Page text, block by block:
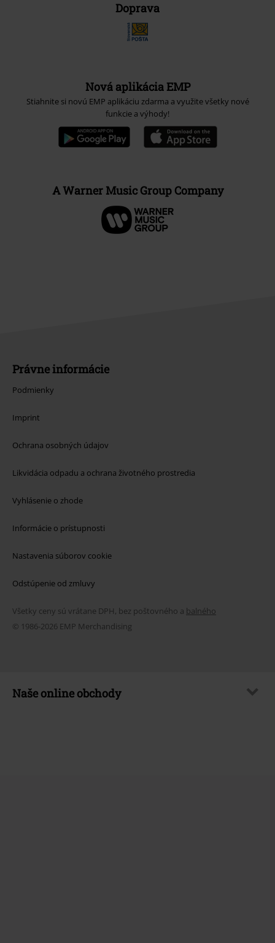
Doprava
Nová aplikácia EMP
Stiahnite si novú EMP aplikáciu zdarma a využite všetky nové
funkcie a výhody!
A Warner Music Group Company
Právne informácie
Podmienky
Imprint
Ochrana osobných údajov
Likvidácia odpadu a ochrana životného prostredia
Vyhlásenie o zhode
Informácie o prístupnosti
Nastavenia súborov cookie
Odstúpenie od zmluvy
Všetky ceny sú vrátane DPH, bez poštovného a balného
© 1986-2026 EMP Merchandising
Naše online obchody